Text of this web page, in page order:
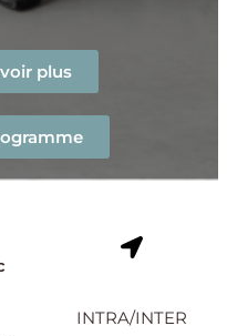
plus
INTRA/INTER